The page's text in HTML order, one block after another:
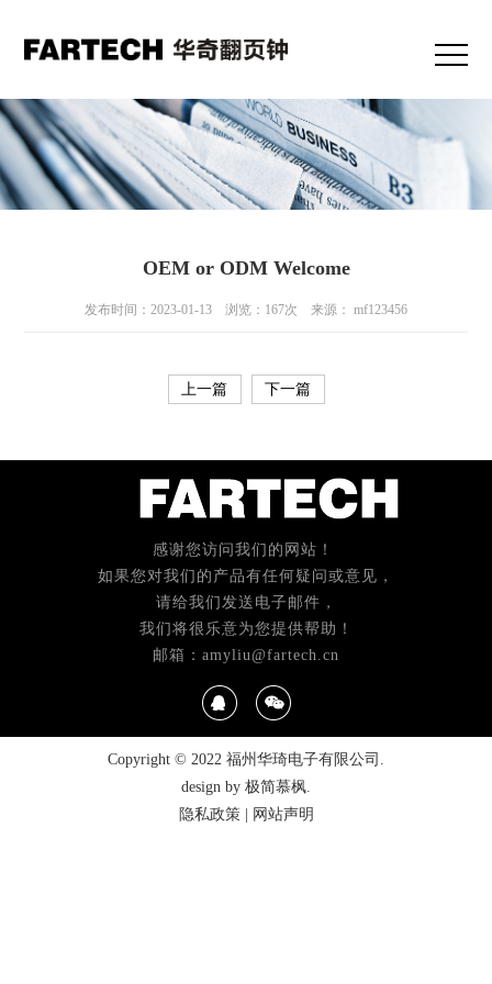
OEM or ODM Welcome
发布时间：2023-01-13 浏览：167次 来源： mf123456
上一篇 下一篇
感谢您访问我们的网站！
如果您对我们的产品有任何疑问或意见，
请给我们发送电子邮件，
我们将很乐意为您提供帮助！
邮箱：amyliu@fartech.cn
Copyright © 2022 福州华琦电子有限公司.
design by 极简慕枫.
隐私政策
网站声明